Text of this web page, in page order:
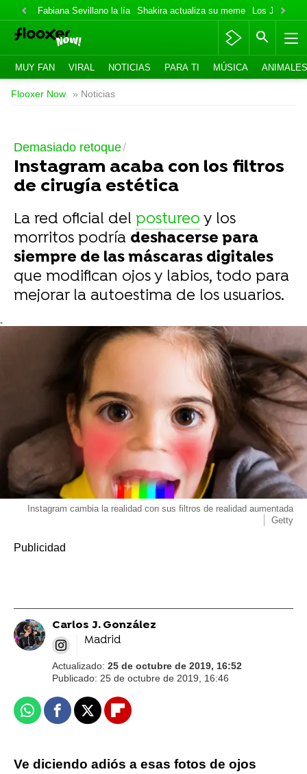
Fabiana Sevillano la lía Shakira actualiza su meme Los Jonas
MUY FAN VIRAL NOTICIAS PARA TI MÚSICA ANIMALES
Flooxer Now » Noticias
Demasiado retoque
Instagram acaba con los filtros
de cirugía estética
La red oficial del postureo y los
morritos podría deshacerse para
siempre de las máscaras digitales
que modifican ojos y labios, todo para
mejorar la autoestima de los usuarios.
-
Instagram cambia la realidad con sus filtros de realidad aumentada
Getty
Carlos J. González
Madrid
Actualizado: 25 de octubre de 2019, 16:52
Publicado: 25 de octubre de 2019, 16:46
WhatsappFacebook
X Flipboard
Ve diciendo adiós a esas fotos de ojos